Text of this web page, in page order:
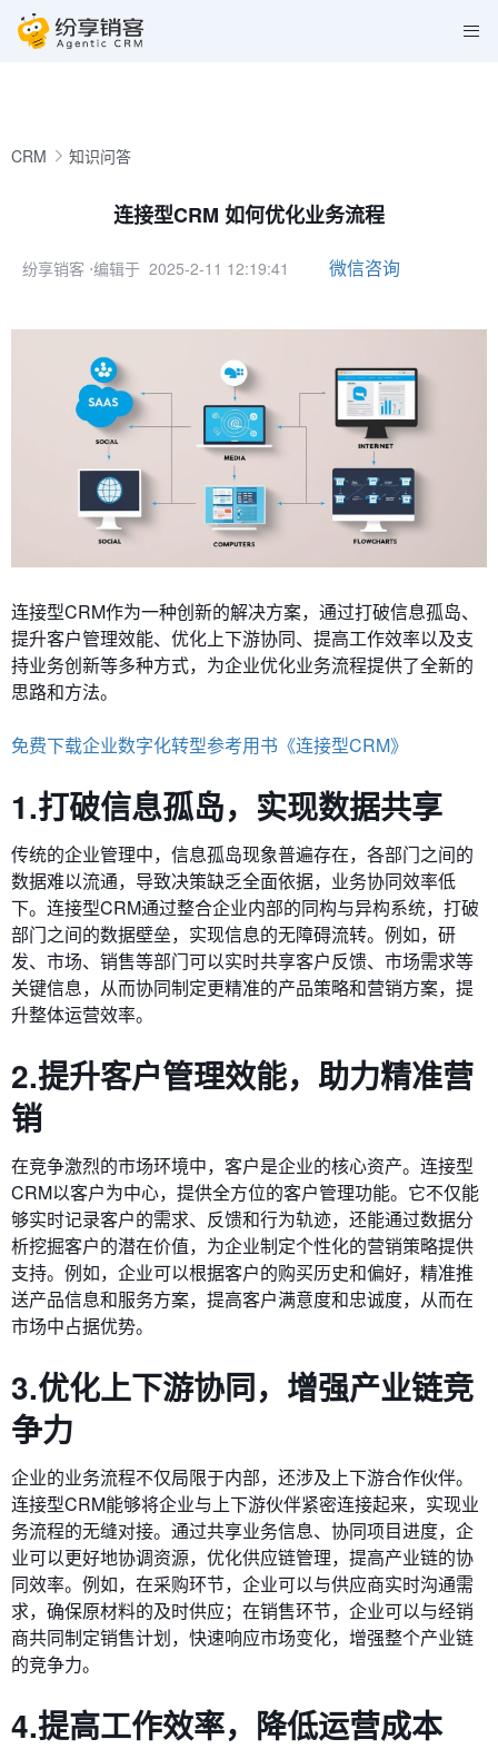
CRM 知识问答
连接型CRM 如何优化业务流程
纷享销客 ⋅编辑于 2025-2-11 12:19:41 微信咨询
连接型CRM作为一种创新的解决方案，通过打破信息孤岛、
提升客户管理效能、优化上下游协同、提高工作效率以及支
持业务创新等多种方式，为企业优化业务流程提供了全新的
思路和方法。
免费下载企业数字化转型参考用书《连接型CRM》
1.打破信息孤岛，实现数据共享
传统的企业管理中，信息孤岛现象普遍存在，各部门之间的
数据难以流通，导致决策缺乏全面依据，业务协同效率低
下。连接型CRM通过整合企业内部的同构与异构系统，打破
部门之间的数据壁垒，实现信息的无障碍流转。例如，研
发、市场、销售等部门可以实时共享客户反馈、市场需求等
关键信息，从而协同制定更精准的产品策略和营销方案，提
升整体运营效率。
2.提升客户管理效能，助力精准营
销
在竞争激烈的市场环境中，客户是企业的核心资产。连接型
CRM以客户为中心，提供全方位的客户管理功能。它不仅能
够实时记录客户的需求、反馈和行为轨迹，还能通过数据分
析挖掘客户的潜在价值，为企业制定个性化的营销策略提供
支持。例如，企业可以根据客户的购买历史和偏好，精准推
送产品信息和服务方案，提高客户满意度和忠诚度，从而在
市场中占据优势。
3.优化上下游协同，增强产业链竞
争力
企业的业务流程不仅局限于内部，还涉及上下游合作伙伴。
连接型CRM能够将企业与上下游伙伴紧密连接起来，实现业
务流程的无缝对接。通过共享业务信息、协同项目进度，企
业可以更好地协调资源，优化供应链管理，提高产业链的协
同效率。例如，在采购环节，企业可以与供应商实时沟通需
求，确保原材料的及时供应；在销售环节，企业可以与经销
商共同制定销售计划，快速响应市场变化，增强整个产业链
的竞争力。
4.提高工作效率，降低运营成本